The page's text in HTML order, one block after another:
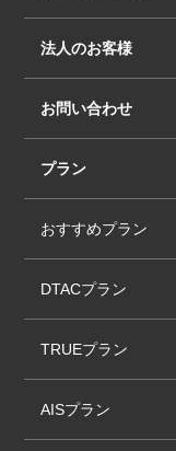
6 サービスの一
6.1. 当社は、サ
します。また以
使用を、全面
有します。
直前3ヶ月の平
合、また特異
話）と当社が判
b) 接続利用料
c) 5にあげた
法人のお客様
お問い合わせ
プラン
おすすめプラン
DTACプラン
TRUEプラン
AISプラン